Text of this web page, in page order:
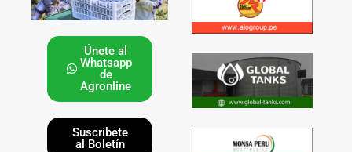
Únete al
Whatsapp
de
Agronline
Suscríbete
al Boletín